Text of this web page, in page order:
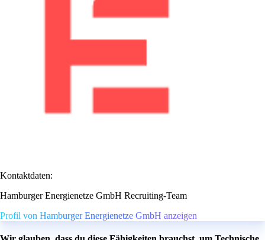
Kontaktdaten:
Hamburger Energienetze GmbH Recruiting-Team
Profil von Hamburger Energienetze GmbH anzeigen